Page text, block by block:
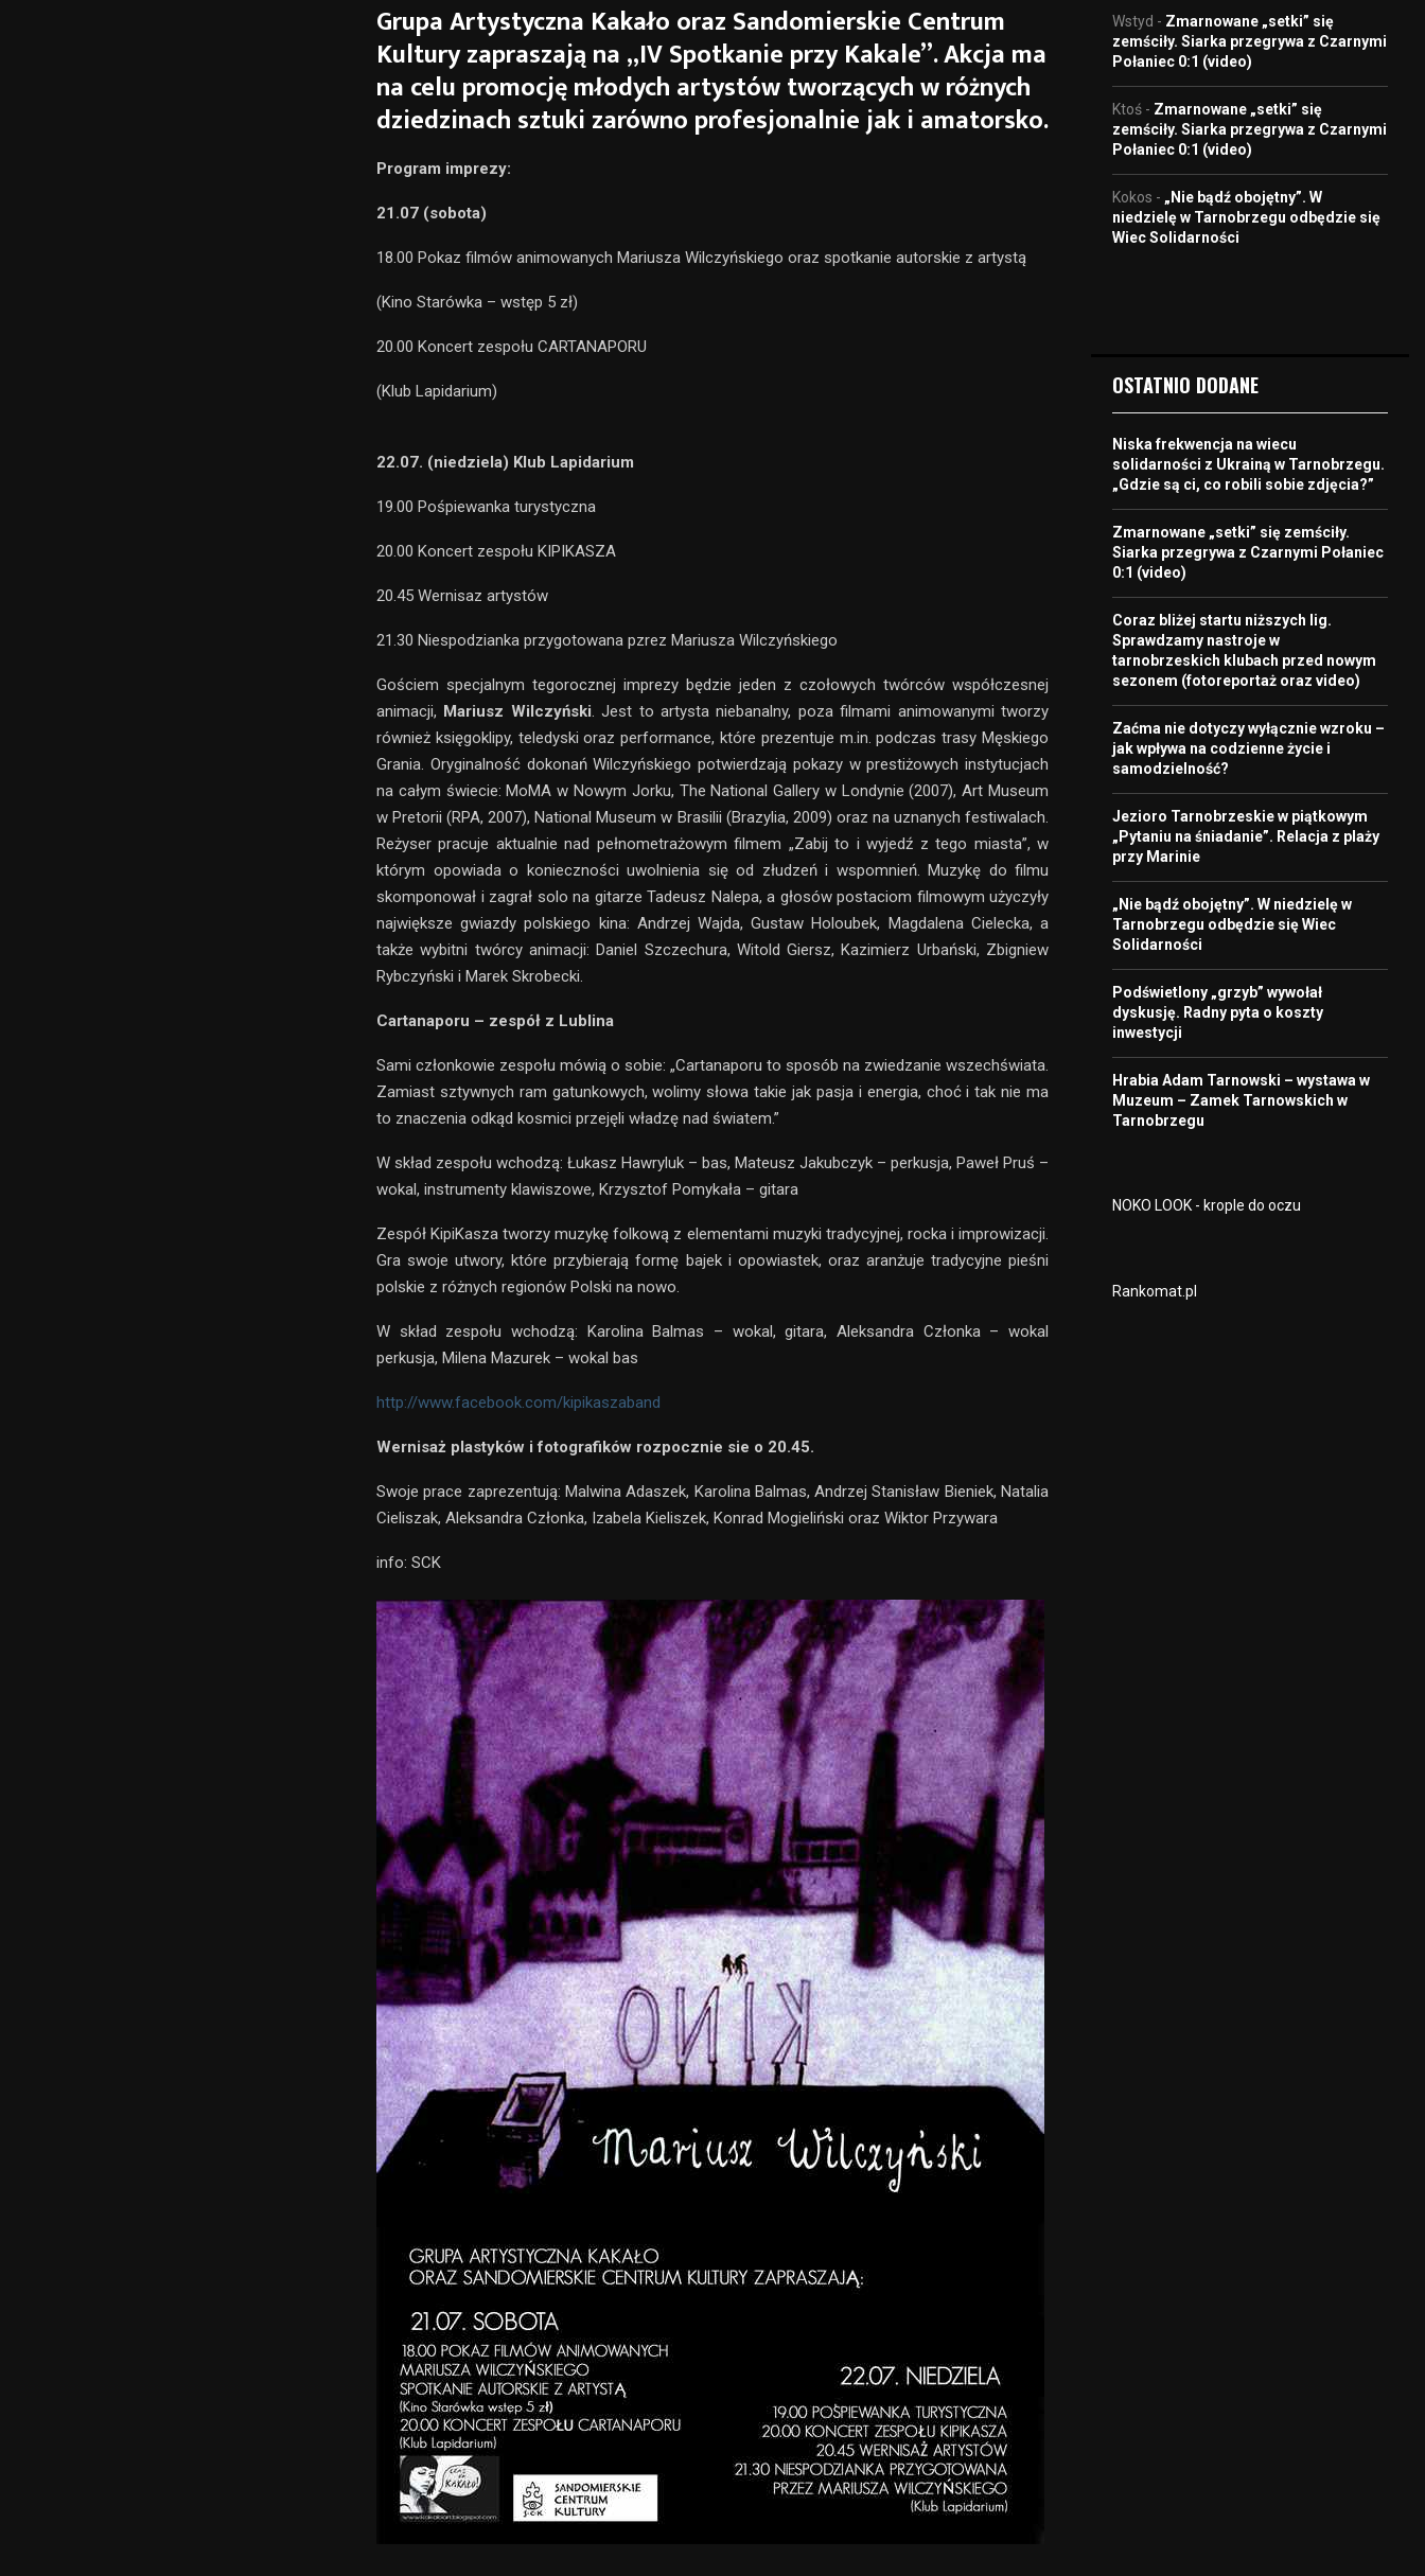
Grupa Artystyczna Kakało oraz Sandomierskie Centrum
Kultury zapraszają na „IV Spotkanie przy Kakale”. Akcja ma
na celu promocję młodych artystów tworzących w różnych
dziedzinach sztuki zarówno profesjonalnie jak i amatorsko.
Program imprezy:
21.07 (sobota)
18.00 Pokaz filmów animowanych Mariusza Wilczyńskiego oraz spotkanie autorskie z artystą
(Kino Starówka – wstęp 5 zł)
20.00 Koncert zespołu CARTANAPORU
(Klub Lapidarium)
22.07. (niedziela) Klub Lapidarium
19.00 Pośpiewanka turystyczna
20.00 Koncert zespołu KIPIKASZA
20.45 Wernisaz artystów
21.30 Niespodzianka przygotowana pzrez Mariusza Wilczyńskiego
Gościem specjalnym tegorocznej imprezy będzie jeden z czołowych twórców współczesnej
animacji, Mariusz Wilczyński. Jest to artysta niebanalny, poza filmami animowanymi tworzy
również księgoklipy, teledyski oraz performance, które prezentuje m.in. podczas trasy Męskiego
Grania. Oryginalność dokonań Wilczyńskiego potwierdzają pokazy w prestiżowych instytucjach
na całym świecie: MoMA w Nowym Jorku, The National Gallery w Londynie (2007), Art Museum
w Pretorii (RPA, 2007), National Museum w Brasilii (Brazylia, 2009) oraz na uznanych festiwalach.
Reżyser pracuje aktualnie nad pełnometrażowym filmem „Zabij to i wyjedź z tego miasta”, w
którym opowiada o konieczności uwolnienia się od złudzeń i wspomnień. Muzykę do filmu
skomponował i zagrał solo na gitarze Tadeusz Nalepa, a głosów postaciom filmowym użyczyły
największe gwiazdy polskiego kina: Andrzej Wajda, Gustaw Holoubek, Magdalena Cielecka, a
także wybitni twórcy animacji: Daniel Szczechura, Witold Giersz, Kazimierz Urbański, Zbigniew
Rybczyński i Marek Skrobecki.
Cartanaporu – zespół z Lublina
Sami członkowie zespołu mówią o sobie: „Cartanaporu to sposób na zwiedzanie wszechświata.
Zamiast sztywnych ram gatunkowych, wolimy słowa takie jak pasja i energia, choć i tak nie ma
to znaczenia odkąd kosmici przejęli władzę nad światem.”
W skład zespołu wchodzą: Łukasz Hawryluk – bas, Mateusz Jakubczyk – perkusja, Paweł Pruś –
wokal, instrumenty klawiszowe, Krzysztof Pomykała – gitara
Zespół KipiKasza tworzy muzykę folkową z elementami muzyki tradycyjnej, rocka i improwizacji.
Gra swoje utwory, które przybierają formę bajek i opowiastek, oraz aranżuje tradycyjne pieśni
polskie z różnych regionów Polski na nowo.
W skład zespołu wchodzą: Karolina Balmas – wokal, gitara, Aleksandra Członka – wokal
perkusja, Milena Mazurek – wokal bas
http://www.facebook.com/kipikaszaband
Wernisaż plastyków i fotografików rozpocznie sie o 20.45.
Swoje prace zaprezentują: Malwina Adaszek, Karolina Balmas, Andrzej Stanisław Bieniek, Natalia
Cieliszak, Aleksandra Członka, Izabela Kieliszek, Konrad Mogieliński oraz Wiktor Przywara
info: SCK
Wstyd - Zmarnowane „setki” się
zemściły. Siarka przegrywa z Czarnymi
Połaniec 0:1 (video)
Ktoś - Zmarnowane „setki” się
zemściły. Siarka przegrywa z Czarnymi
Połaniec 0:1 (video)
Kokos - „Nie bądź obojętny”. W
niedzielę w Tarnobrzegu odbędzie się
Wiec Solidarności
OSTATNIO DODANE
Niska frekwencja na wiecu
solidarności z Ukrainą w Tarnobrzegu.
„Gdzie są ci, co robili sobie zdjęcia?”
Zmarnowane „setki” się zemściły.
Siarka przegrywa z Czarnymi Połaniec
0:1 (video)
Coraz bliżej startu niższych lig.
Sprawdzamy nastroje w
tarnobrzeskich klubach przed nowym
sezonem (fotoreportaż oraz video)
Zaćma nie dotyczy wyłącznie wzroku –
jak wpływa na codzienne życie i
samodzielność?
Jezioro Tarnobrzeskie w piątkowym
„Pytaniu na śniadanie”. Relacja z plaży
przy Marinie
„Nie bądź obojętny”. W niedzielę w
Tarnobrzegu odbędzie się Wiec
Solidarności
Podświetlony „grzyb” wywołał
dyskusję. Radny pyta o koszty
inwestycji
Hrabia Adam Tarnowski – wystawa w
Muzeum – Zamek Tarnowskich w
Tarnobrzegu
NOKO LOOK - krople do oczu
Rankomat.pl